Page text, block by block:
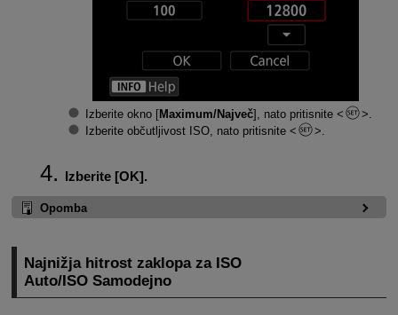
Izberite okno [Maximum/Največ], nato pritisnite
.
Izberite občutljivost ISO, nato pritisnite
.
Izberite [OK].
Opomba
Najnižja hitrost zaklopa za ISO
Auto/ISO Samodejno